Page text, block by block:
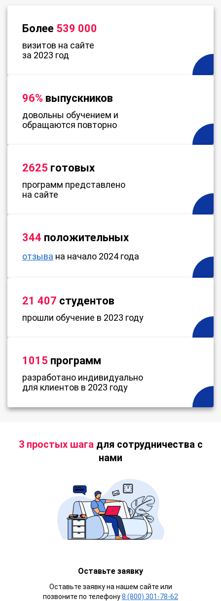
Более 539 000
визитов на сайте
за 2023 год
96% выпускников
довольны обучением и
обращаются повторно
2625 готовых
программ представлено
на сайте
344 положительных
отзыва на начало 2024 года
21 407 студентов
прошли обучение в 2023 году
1015 программ
разработано индивидуально
для клиентов в 2023 году
3 простых шагадля сотрудничества с
нами
Оставьте заявку
Оставьте заявку на нашем сайте или
позвоните по телефону8 (800) 301-78-62